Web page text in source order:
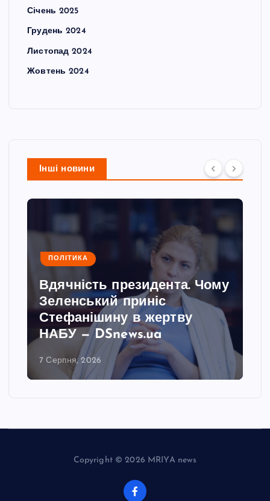
Січень 2025
Грудень 2024
Листопад 2024
Жовтень 2024
Інші новини
ПОЛІТИКА
Вдячність президента. Чому
Зеленський приніс
Стефанішину в жертву
НАБУ — DSnews.ua
7 Серпня, 2026
Copyright © 2026 MRIYA news